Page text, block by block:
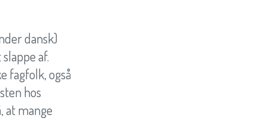
dansk)
af.
fagfolk, også
hos
at mange